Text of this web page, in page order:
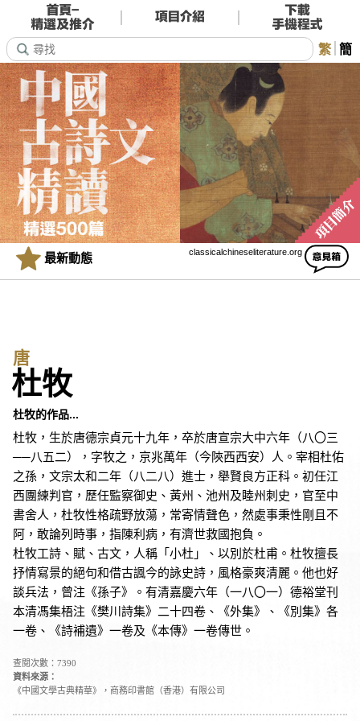
繁 簡
classicalchineseliterature.org
最新動態
唐
杜牧
杜牧的作品...
杜牧，生於唐德宗貞元十九年，卒於唐宣宗大中六年（八〇三
──八五二），字牧之，京兆萬年（今陝西西安）人。宰相杜佑
之孫，文宗太和二年（八二八）進士，舉賢良方正科。初任江
西團練判官，歷任監察御史、黃州、池州及睦州刺史，官至中
書舍人，杜牧性格疏野放蕩，常寄情聲色，然處事秉性剛且不
阿，敢論列時事，指陳利病，有濟世救國抱負。
杜牧工詩、賦、古文，人稱「小杜」、以別於杜甫。杜牧擅長
抒情寫景的絕句和借古諷今的詠史詩，風格豪爽清麗。他也好
談兵法，曾注《孫子》。有清嘉慶六年（一八〇一）德裕堂刊
本清馮集梧注《樊川詩集》二十四卷、《外集》、《別集》各
一卷、《詩補遺》一卷及《本傳》一卷傳世。
查閱次數：7390
資料來源：
《中國文學古典精華》，商務印書館（香港）有限公司